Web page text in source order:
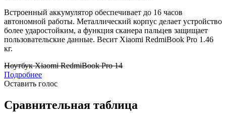
Встроенный аккумулятор обеспечивает до 16 часов
автономной работы. Металлический корпус делает устройство
более ударостойким, а функция сканера пальцев защищает
пользовательские данные. Весит Xiaomi RedmiBook Pro 1.46
кг.
Ноутбук Xiaomi RedmiBook Pro 14
Подробнее
Оставить голос
Сравнительная таблица